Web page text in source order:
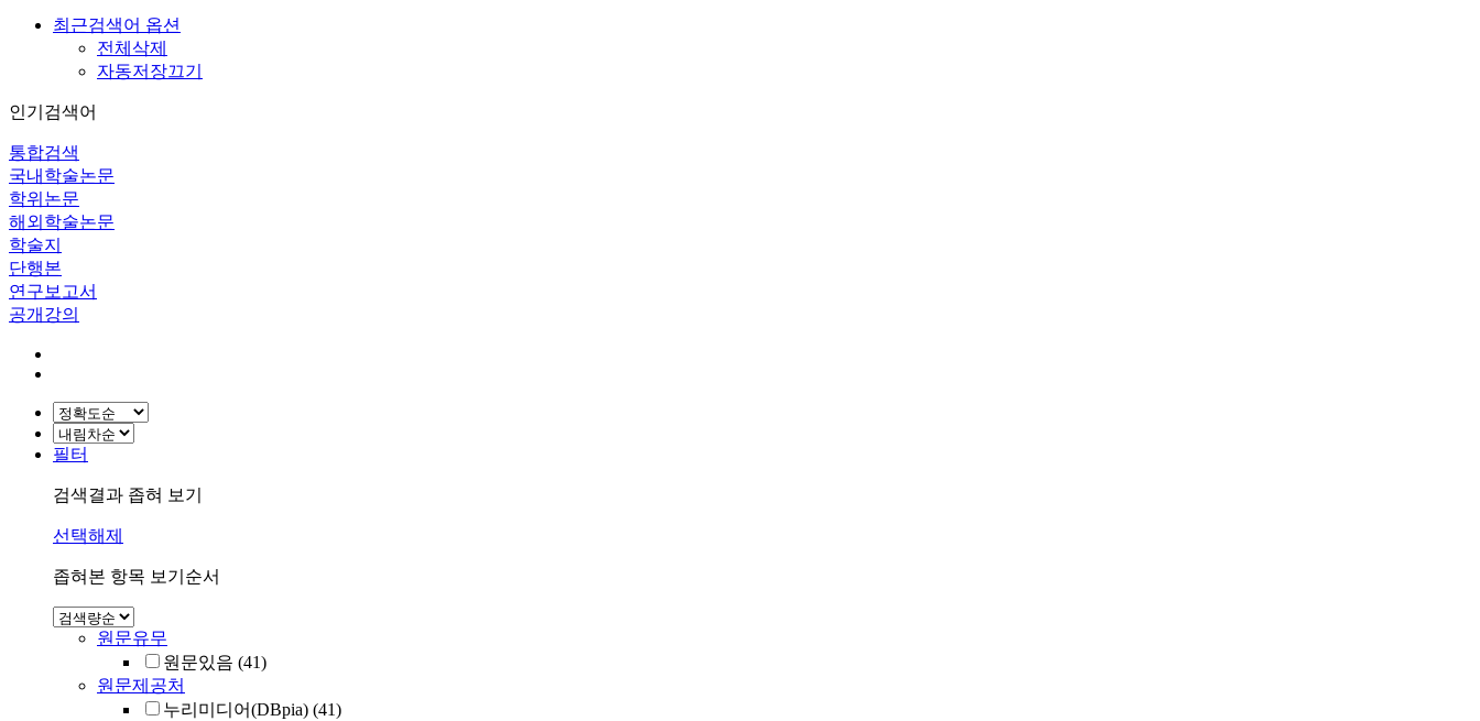
최근검색어 옵션
전체삭제
자동저장끄기
인기검색어
통합검색
국내학술논문
학위논문
해외학술논문
학술지
단행본
연구보고서
공개강의
필터
검색결과 좁혀 보기
선택해제
좁혀본 항목 보기순서
원문유무
원문있음 (41)
원문제공처
누리미디어(DBpia) (41)